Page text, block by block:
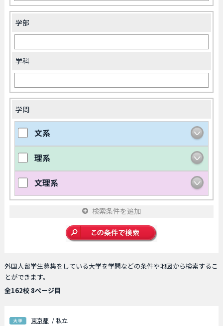
学部
学科
学問
文系
理系
文理系
検索条件を追加
外国人留学生募集をしている大学を学問などの条件や地図から検索するこ
とができます。
全162校 8ページ目
東京都 / 私立